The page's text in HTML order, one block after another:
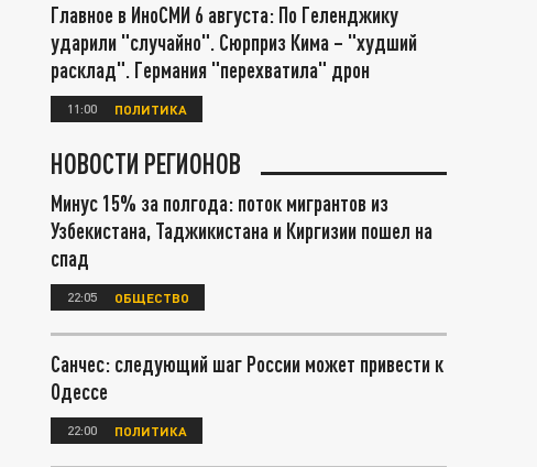
Главное в ИноСМИ 6 августа: По Геленджику
ударили "случайно". Сюрприз Кима – "худший
расклад". Германия "перехватила" дрон
11:00 ПОЛИТИКА
НОВОСТИ РЕГИОНОВ
Минус 15% за полгода: поток мигрантов из
Узбекистана, Таджикистана и Киргизии пошел на
спад
22:05 ОБЩЕСТВО
Санчес: следующий шаг России может привести к
Одессе
22:00 ПОЛИТИКА